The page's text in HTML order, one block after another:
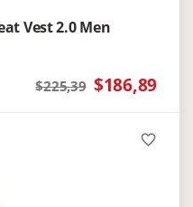
Vest 2.0 Men
$225,39 $186,89
favorite_border